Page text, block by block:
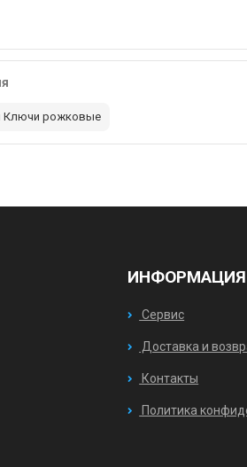
Ключи рожковые
ИНФОРМАЦИЯ
Сервис
Доставка и
Контакты
Политика